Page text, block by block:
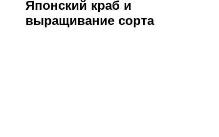
Японский краб и
выращивание сорта